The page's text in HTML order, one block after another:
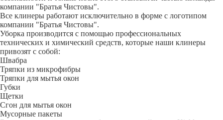
компании "Братья Чистовы".
Все клинеры работают исключительно в форме с логотипом
компании "Братья Чистовы".
Уборка производится с помощью профессиональных
технических и химический средств, которые наши клинеры
привозят с собой:
Швабра
Тряпки из микрофибры
Тряпки для мытья окон
Губки
Щетки
Сгон для мытья окон
Мусорные пакеты